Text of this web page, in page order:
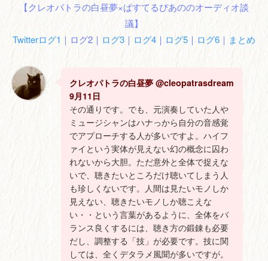
【クレオパトラの白昼夢×ぱすてるぴあののオーディオ談
議】
Twitterログ1 ｜ログ2｜ ログ3 ｜ ログ4 ｜ ログ5 ｜ ログ6 ｜ まとめ
クレオパトラの白昼夢 @cleopatrasdream
9月11日
その通りです。でも、元演奏していた人や
ミュージシャンはハナっから自分の音感覚
でアプローチする人が多いですよ。ハイフ
ァイという実体が見えない幻の概念に囚わ
れないから大胆。ただ意外と全体で捉えな
いで、聴きたいところだけ聴いてしまう人
も珍しくないです。人間は見たいモノしか
見えない、聴きたいモノしか聴こえな
い・・という言葉があるように、全体をバ
ランス良くするには、聴き方の鍛錬も必要
だし、調整する「技」が必要です。技に関
しては、全くデタラメ風聞が多いですが。